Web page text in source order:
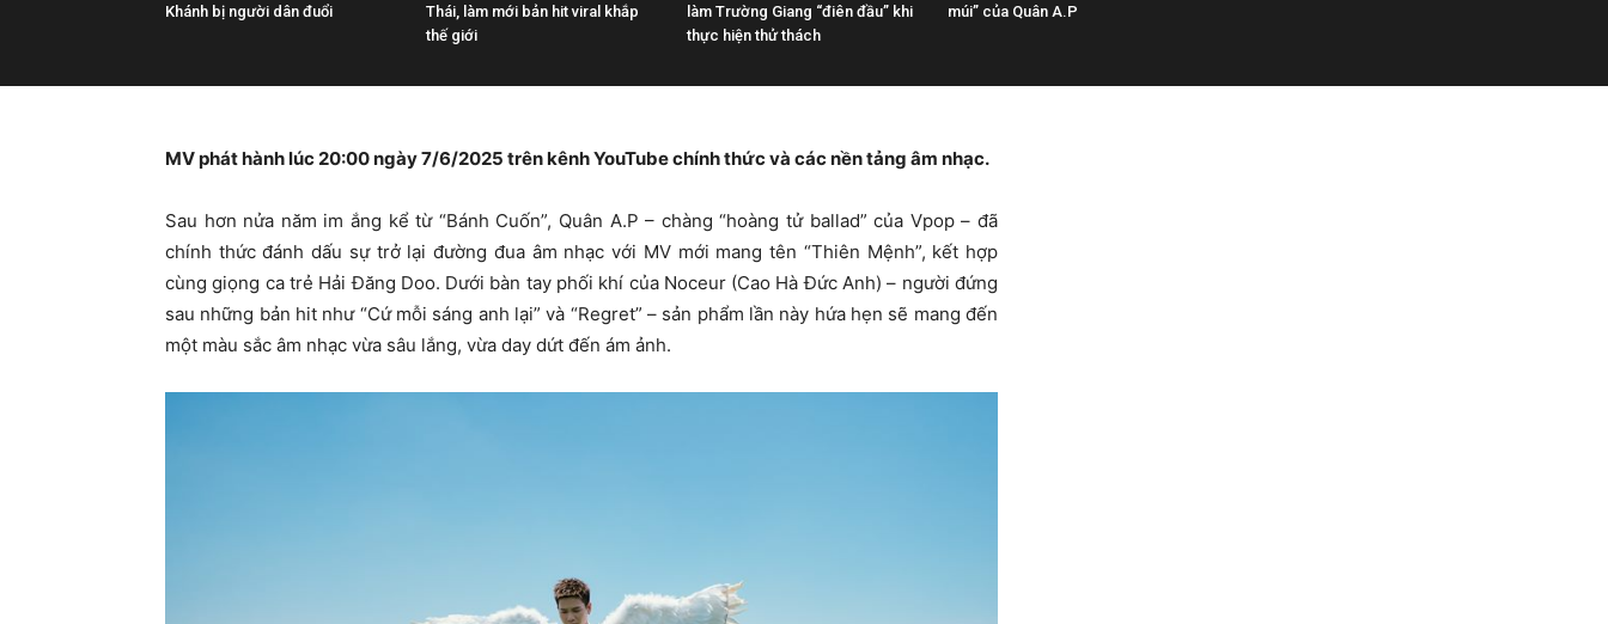
Khánh bị người dân đuổi
Thái, làm mới bản hit viral khắp
thế giới
làm Trường Giang “điên đầu” khi
thực hiện thử thách
múi” của Quân A.P
MV phát hành lúc 20:00 ngày 7/6/2025 trên kênh YouTube chính thức và các nền tảng âm nhạc.
Sau hơn nửa năm im ắng kể từ “Bánh Cuốn”, Quân A.P – chàng “hoàng tử ballad” của Vpop – đã
chính thức đánh dấu sự trở lại đường đua âm nhạc với MV mới mang tên “Thiên Mệnh”, kết hợp
cùng giọng ca trẻ Hải Đăng Doo. Dưới bàn tay phối khí của Noceur (Cao Hà Đức Anh) – người đứng
sau những bản hit như “Cứ mỗi sáng anh lại” và “Regret” – sản phẩm lần này hứa hẹn sẽ mang đến
một màu sắc âm nhạc vừa sâu lắng, vừa day dứt đến ám ảnh.